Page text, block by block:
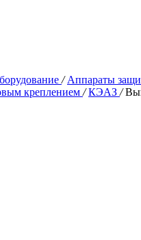
/ Аппараты
креплением / КЭАЗ /